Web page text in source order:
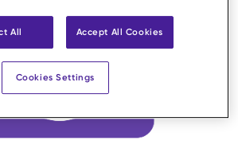
All Accept All Cookies
Cookies Settings